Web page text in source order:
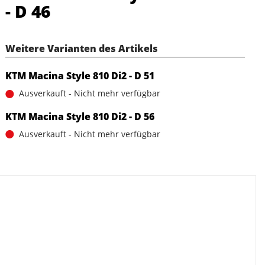
- D 46
Weitere Varianten des Artikels
KTM Macina Style 810 Di2 - D 51
Ausverkauft - Nicht mehr verfügbar
KTM Macina Style 810 Di2 - D 56
Ausverkauft - Nicht mehr verfügbar